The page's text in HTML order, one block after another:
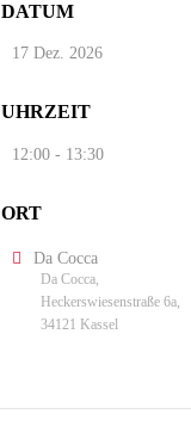
DATUM
17 Dez. 2026
UHRZEIT
12:00 - 13:30
ORT
Da Cocca
Da Cocca,
Heckerswiesenstraße 6a,
34121 Kassel